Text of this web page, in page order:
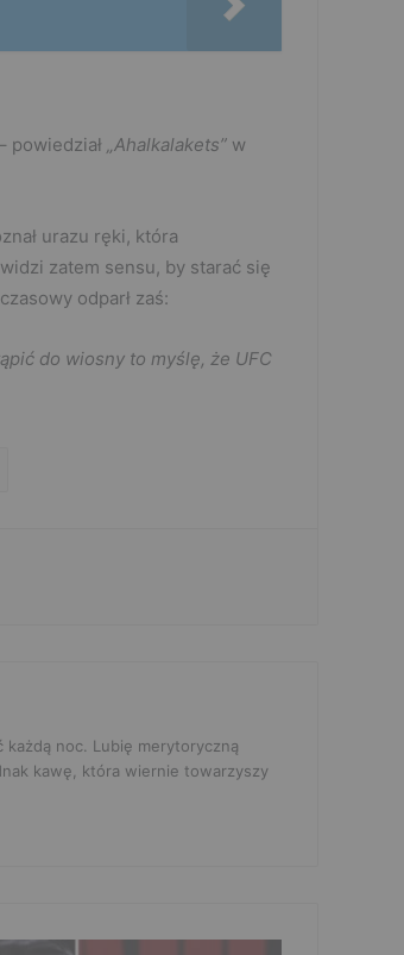
powiedział „Ahalkalakets” w
urazu ręki, która
zatem sensu, by starać się
odparł zaś:
do wiosny to myślę, że UFC
noc. Lubię merytoryczną
kawę, która wiernie towarzyszy